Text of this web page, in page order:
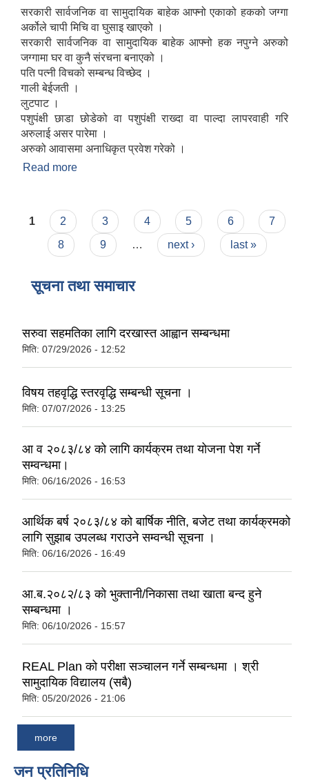
सरकारी सार्वजनिक वा सामुदायिक बाहेक आफ्नो एकाको हकको जग्गा
अर्कोले चापी मिचि वा घुसाइ खाएको ।
सरकारी सार्वजनिक वा सामुदायिक बाहेक आफ्नो हक नपुग्ने अरुको
जग्गामा घर वा कुनै संरचना बनाएको ।
पति पत्नी विचको सम्बन्ध विच्छेद ।
गाली बेईजती ।
लुटपाट ।
पशुपंक्षी छाडा छोडेको वा पशुपंक्षी राख्दा वा पाल्दा लापरवाही गरि
अरुलाई असर पारेमा ।
अरुको आवासमा अनाधिकृत प्रवेश गरेको ।
Read more
Pages
1 2 3 4 5 6
7
8
9 … next › last »
सूचना तथा समाचार
सरुवा सहमतिका लागि दरखास्त आह्वान सम्बन्धमा
मिति: 07/29/2026 - 12:52
विषय तहवृद्धि स्तरवृद्धि सम्बन्धी सूचना ।
मिति: 07/07/2026 - 13:25
आ व २०८३/८४ को लागि कार्यक्रम तथा योजना पेश गर्ने
सम्वन्धमा।
मिति: 06/16/2026 - 16:53
आर्थिक बर्ष २०८३/८४ को बार्षिक नीति, बजेट तथा कार्यक्रमको
लागि सुझाब उपलब्ध गराउने सम्वन्धी सूचना ।
मिति: 06/16/2026 - 16:49
आ.ब.२०८२/८३ को भुक्तानी/निकासा तथा खाता बन्द हुने
सम्बन्धमा ।
मिति: 06/10/2026 - 15:57
REAL Plan को परीक्षा सञ्चालन गर्ने सम्बन्धमा । श्री
सामुदायिक विद्यालय (सबै)
मिति: 05/20/2026 - 21:06
more
जन प्रतिनिधि